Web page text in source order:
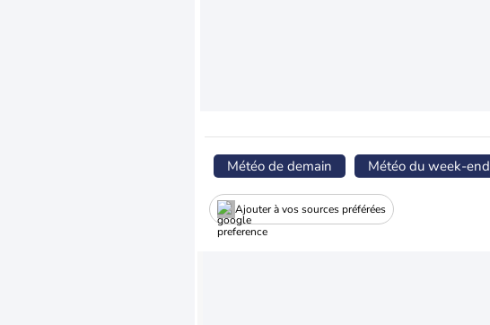
Météo de demain Météo du week-end
Ajouter à vos sources préférées